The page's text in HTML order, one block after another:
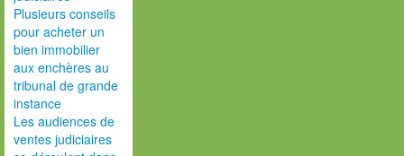
Plusieurs conseils
pour acheter un
bien immobilier
aux enchères au
tribunal de grande
instance
Les audiences de
ventes judiciaires